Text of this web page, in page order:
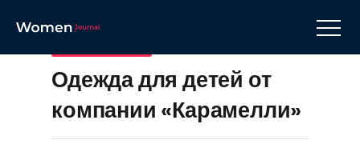
Одежда для детей от
компании «Карамелли»